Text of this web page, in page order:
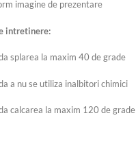
imagine de prezentare
intretinere:
splarea la maxim 40 de grade
a nu se utiliza inalbitori chimici
calcarea la maxim 120 de grade